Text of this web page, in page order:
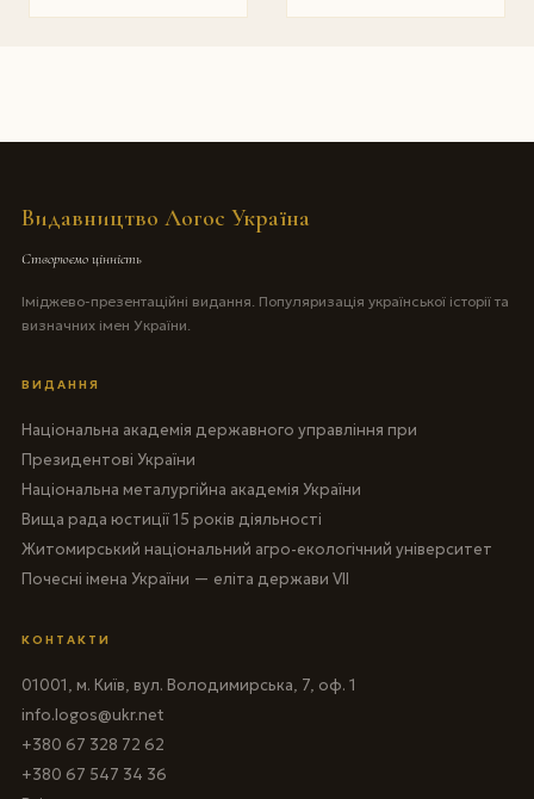
Видавництво Логос Україна
Створюємо цінність
Іміджево-презентаційні видання. Популяризація української історії та
визначних імен України.
ВИДАННЯ
Національна академія державного управління при
Президентові України
Національна металургійна академія України
Вища рада юстиції 15 років діяльності
Житомирський національний агро-екологічний університет
Почесні імена України — еліта держави VII
КОНТАКТИ
01001, м. Київ, вул. Володимирська, 7, оф. 1
info.logos@ukr.net
+380 67 328 72 62
+380 67 547 34 36